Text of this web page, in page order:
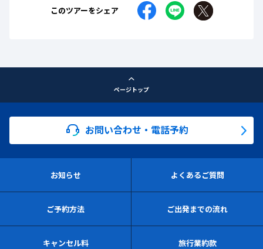
このツアーをシェア
ページトップ
お問い合わせ・電話予約
お知らせ よくあるご質問
ご予約方法 ご出発までの流れ
キャンセル料 旅行業約款